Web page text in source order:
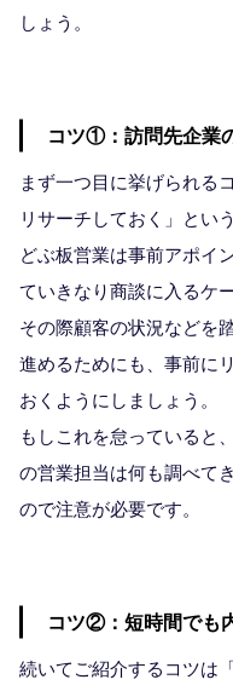
しょう。
コツ①：訪問先企業
まず一つ目に挙げられる
リサーチしておく」とい
どぶ板営業は事前アポイ
ていきなり商談に入るケ
その際顧客の状況などを
進めるためにも、事前に
おくようにしましょう。
もしこれを怠っていると
の営業担当は何も調べて
ので注意が必要です。
コツ②：短時間でも
続いてご紹介するコツは